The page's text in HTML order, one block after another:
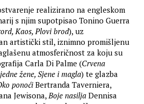
realizirano na engleskom
s njim supotpisao Tonino Guerra
Kaos, Plovi brod), uz
artistički stil, iznimno promišljenu
atmosferičnost za koju su
Carla Di Palme (Crvena
žene, Sjene i magla) te glazba
ponoćiBertranda Taverniera,
Jewisona,Boje nasilja Dennisa